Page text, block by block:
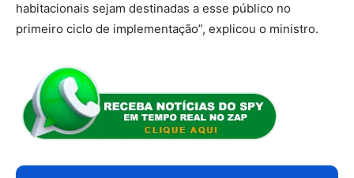
habitacionais sejam destinadas a esse público no
primeiro ciclo de implementação”, explicou o ministro.